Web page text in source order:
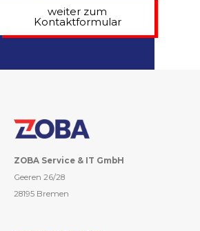
weiter zum
Kontaktformular
ZOBA Service & IT GmbH
Geeren 26/28
28195 Bremen